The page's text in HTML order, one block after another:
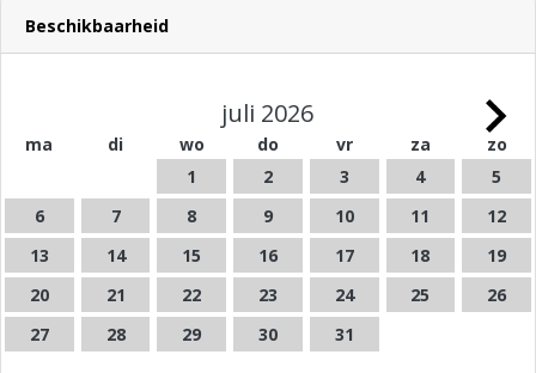
Beschikbaarheid
juli 2026
ma di wo do vr za
zo
1
2 3 4
5
6
7 8 9 10 11
12
13
14 15 16 17 18
19
20
21 22 23 24 25
26
27
28 29 30 31